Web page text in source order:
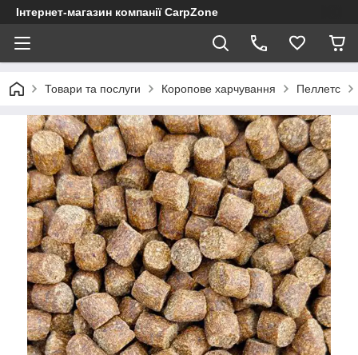
Інтернет-магазин компанії CarpZone
Товари та послуги Коропове харчування Пеллетс